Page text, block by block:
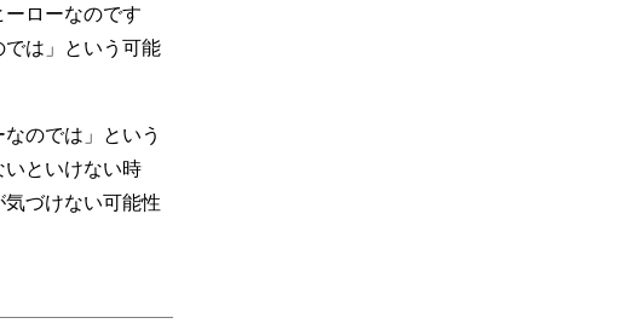
ローなのです
は」という可能
のでは」という
といけない時
づけない可能性